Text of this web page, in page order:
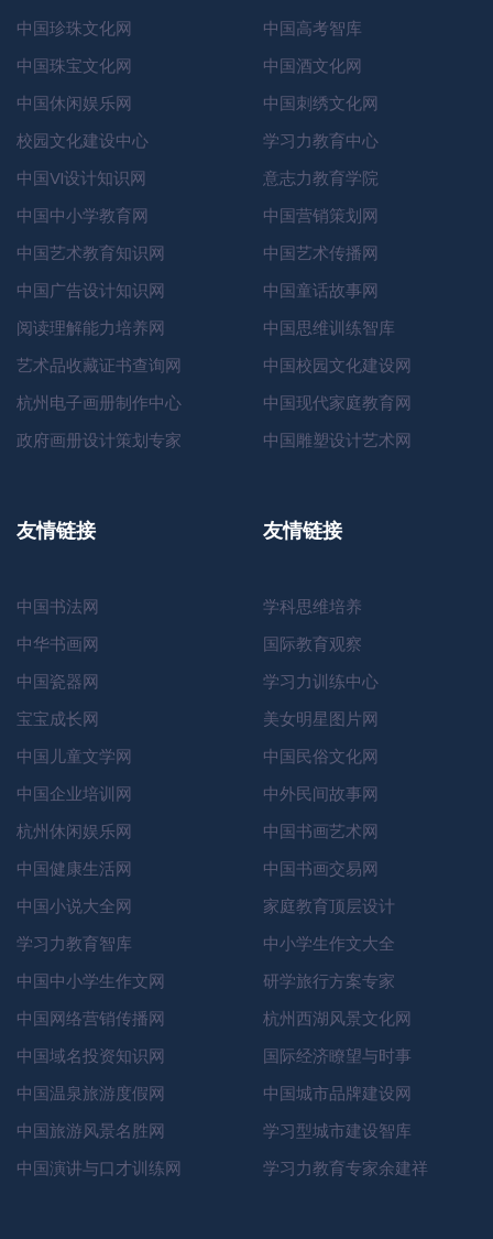
中国珍珠文化网
中国珠宝文化网
中国休闲娱乐网
校园文化建设中心
中国VI设计知识网
中国中小学教育网
中国艺术教育知识网
中国广告设计知识网
阅读理解能力培养网
艺术品收藏证书查询网
杭州电子画册制作中心
政府画册设计策划专家
中国高考智库
中国酒文化网
中国刺绣文化网
学习力教育中心
意志力教育学院
中国营销策划网
中国艺术传播网
中国童话故事网
中国思维训练智库
中国校园文化建设网
中国现代家庭教育网
中国雕塑设计艺术网
友情链接
中国书法网
中华书画网
中国瓷器网
宝宝成长网
中国儿童文学网
中国企业培训网
杭州休闲娱乐网
中国健康生活网
中国小说大全网
学习力教育智库
中国中小学生作文网
中国网络营销传播网
中国域名投资知识网
中国温泉旅游度假网
中国旅游风景名胜网
中国演讲与口才训练网
友情链接
学科思维培养
国际教育观察
学习力训练中心
美女明星图片网
中国民俗文化网
中外民间故事网
中国书画艺术网
中国书画交易网
家庭教育顶层设计
中小学生作文大全
研学旅行方案专家
杭州西湖风景文化网
国际经济瞭望与时事
中国城市品牌建设网
学习型城市建设智库
学习力教育专家余建祥